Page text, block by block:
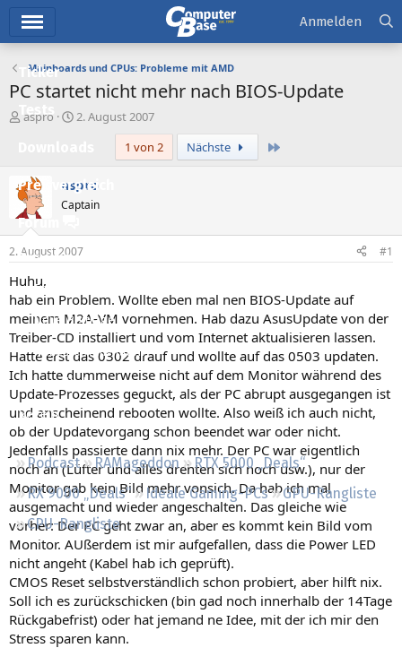
Ticker
Preisvergleich
Forum
Aktuelles
Empfohlene Inhalte
Neue Beiträge
Neueste Aktivitäten
Leserartikel
Regeln
Podcast RAMageddon
RTX 5000 „Deals“
RX 9000 „Deals“
Ideale Gaming-PCs
GPU-Rangliste
CPU-Rangliste
Anmelden
Mainboards und CPUs: Probleme mit AMD
PC startet nicht mehr nach BIOS-Update
E
e
l
l
e
r
aspro
E
e
l
l
a
m
2. August 2007
1 von 2
Nächste
aspro
Captain
2. August 2007 #1
Huhu,
hab ein Problem. Wollte eben mal nen BIOS-Update auf
meinem M2A-VM vornehmen. Hab dazu AsusUpdate von der
Treiber-CD installiert und vom Internet aktualisieren lassen.
Hatte erst das 0302 drauf und wollte auf das 0503 updaten.
Ich hatte dummerweise nicht auf dem Monitor während des
Update-Prozesses geguckt, als der PC abrupt ausgegangen ist
und anscheinend rebooten wollte. Also weiß ich auch nicht,
ob der Updatevorgang schon beendet war oder nicht.
Jedenfalls passierte dann nix mehr. Der PC war eigentlich
noch an (Lüfter und alles drehten sich noch usw.), nur der
Monitor gab kein Bild mehr vonsich. Da hab ich mal
ausgemacht und wieder angeschalten. Das gleiche wie
vorher: Der PC geht zwar an, aber es kommt kein Bild vom
Monitor. AUßerdem ist mir aufgefallen, dass die Power LED
nicht angeht (Kabel hab ich geprüft).
CMOS Reset selbstverständlich schon probiert, aber hilft nix.
Soll ich es zurückschicken (bin gad noch innerhalb der 14Tage
Rückgabefrist) oder hat jemand ne Idee, mit der ich mir den
Stress sparen kann.